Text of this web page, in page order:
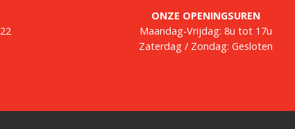
ONZE OPENINGSUREN
Maandag-Vrijdag: 8u tot 17u
Zaterdag / Zondag: Gesloten